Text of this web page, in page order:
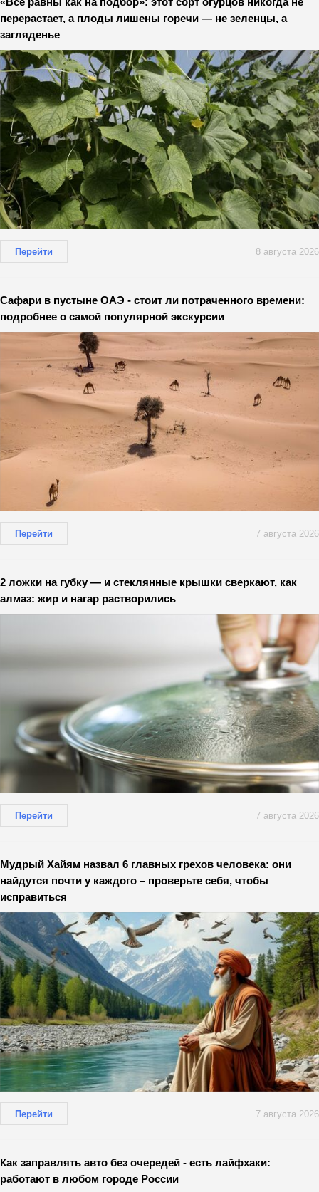
перерастает, а плоды лишены горечи — не зеленцы, а
загляденье
Перейти 8 августа 2026
Сафари в пустыне ОАЭ - стоит ли потраченного времени:
подробнее о самой популярной экскурсии
Перейти 7 августа 2026
2 ложки на губку — и стеклянные крышки сверкают, как
алмаз: жир и нагар растворились
Перейти 7 августа 2026
Мудрый Хайям назвал 6 главных грехов человека: они
найдутся почти у каждого – проверьте себя, чтобы
исправиться
Перейти 7 августа 2026
Как заправлять авто без очередей - есть лайфхаки:
работают в любом городе России